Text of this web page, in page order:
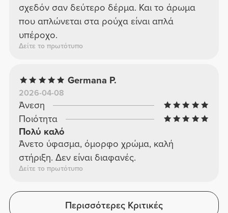
σχεδόν σαν δεύτερο δέρμα. Και το άρωμα
που απλώνεται στα ρούχα είναι απλά
υπέροχο.
Δείτε το πρωτότυπο
Germana P.
2026-04-08
Άνεση
Ποιότητα
Πολύ καλό
Άνετο ύφασμα, όμορφο χρώμα, καλή
στήριξη. Δεν είναι διαφανές.
Δείτε το πρωτότυπο
Περισσότερες Κριτικές